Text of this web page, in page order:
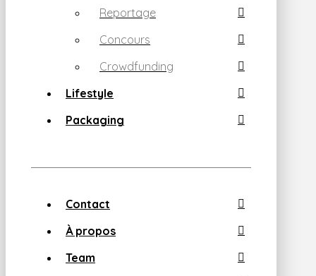
Reportage
Concours
Crowdfunding
Lifestyle
Packaging
Contact
À propos
Team